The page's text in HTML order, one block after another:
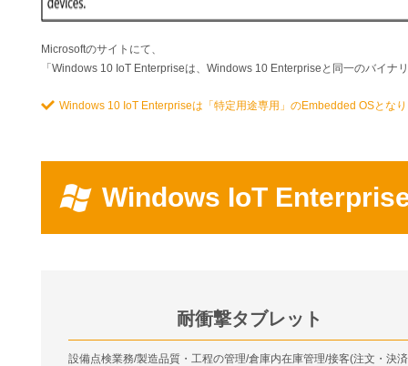
Microsoftのサイトにて、
「Windows 10 IoT Enterpriseは、Windows 10 Enterpriseと同一のバイナ
Windows 10 IoT Enterpriseは「特定用途専用」のEmbedded OSとな
Windows IoT
耐衝撃タブレット
設備点検業務/製造品質・工程の管理/倉庫内在庫管理/接客(注文・決